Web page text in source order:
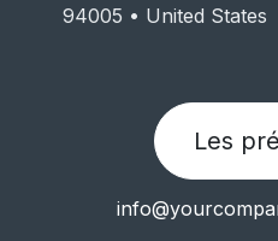
Les
94005 • United States